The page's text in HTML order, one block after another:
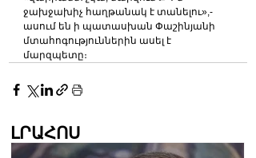
ջախջախիչ հաղթանակ է տանելու»,-
ասում են ի պատասխան Փաշինյանի
մտահոգություններին ասել է
մարզպետը։
ԼՐԱՀՈՍ